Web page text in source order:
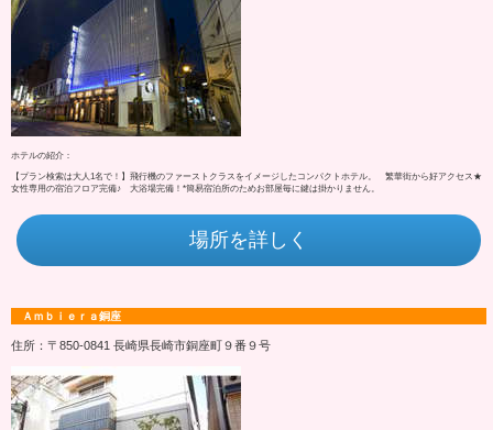
ホテルの紹介：
【プラン検索は大人1名で！】飛行機のファーストクラスをイメージしたコンパクトホテル。 繁華街から好アクセス★
女性専用の宿泊フロア完備♪ 大浴場完備！*簡易宿泊所のためお部屋毎に鍵は掛かりません。
場所を詳しく
Ａｍｂｉｅｒａ銅座
住所：〒850-0841 長崎県長崎市銅座町９番９号